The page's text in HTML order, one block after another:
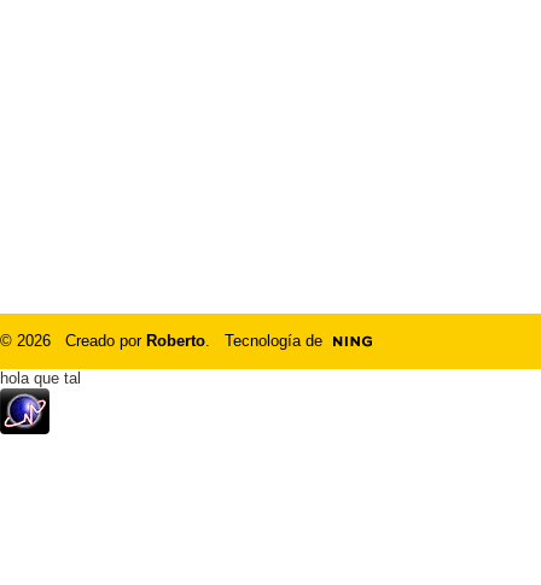
© 2026 Creado por Roberto. Tecnología de
hola que tal